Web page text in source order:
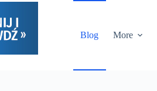
Blog
More